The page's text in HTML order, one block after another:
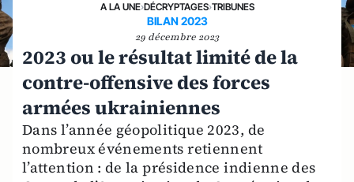
A LA UNE›DÉCRYPTAGES›TRIBUNES
BILAN 2023
29 décembre 2023
2023 ou le résultat limité de la
contre-offensive des forces
armées ukrainiennes
Dans l’année géopolitique 2023, de
nombreux événements retiennent
l’attention : de la présidence indienne des